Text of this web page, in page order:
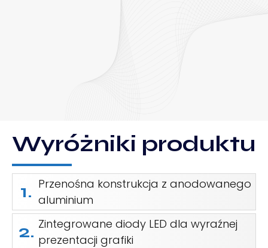
Wyróżniki produktu
1. Przenośna konstrukcja z anodowanego
aluminium
2. Zintegrowane diody LED dla wyraźnej
prezentacji grafiki